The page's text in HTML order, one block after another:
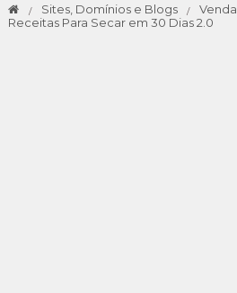
Sites, Domínios e Blogs
Receitas Para Secar em 30 Dias 2.0